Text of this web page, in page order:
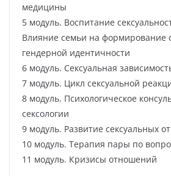
медицины
5 модуль. Воспитание
Влияние семьи на формирование
гендерной идентичности
6 модуль. Сексуальная
7 модуль. Цикл сексуальной
8 модуль. Психологическое
сексологии
9 модуль. Развитие сексуальных
10 модуль. Терапия пары по
11 модуль. Кризисы отношений